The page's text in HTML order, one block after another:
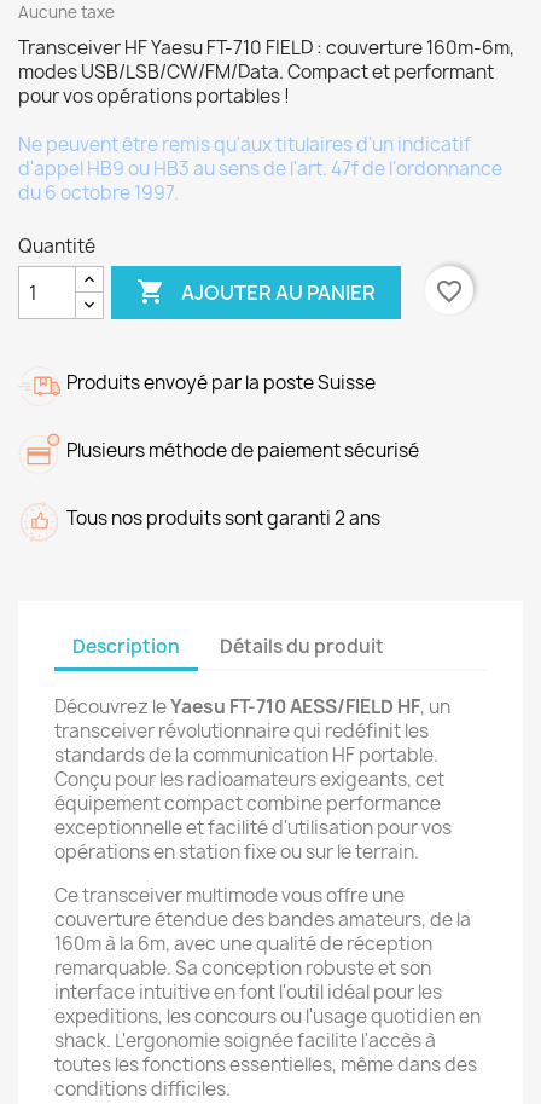
Aucune taxe
Transceiver HF Yaesu FT-710 FIELD : couverture 160m-6m,
modes USB/LSB/CW/FM/Data. Compact et performant
pour vos opérations portables !
Ne peuvent être remis qu'aux titulaires d'un indicatif
d'appel HB9 ou HB3 au sens de l'art. 47f de l'ordonnance
du 6 octobre 1997.
Quantité
 AJOUTER AU PANIER favorite_border
Produits envoyé par la poste Suisse
Plusieurs méthode de paiement sécurisé
Tous nos produits sont garanti 2 ans
Description Détails du produit
Découvrez leYaesu FT-710 AESS/FIELD HF, un
transceiver révolutionnaire qui redéfinit les
standards de la communication HF portable.
Conçu pour les radioamateurs exigeants, cet
équipement compact combine performance
exceptionnelle et facilité d'utilisation pour vos
opérations en station fixe ou sur le terrain.
Ce transceiver multimode vous offre une
couverture étendue des bandes amateurs, de la
160m à la 6m, avec une qualité de réception
remarquable. Sa conception robuste et son
interface intuitive en font l'outil idéal pour les
expeditions, les concours ou l'usage quotidien en
shack. L'ergonomie soignée facilite l'accès à
toutes les fonctions essentielles, même dans des
conditions difficiles.